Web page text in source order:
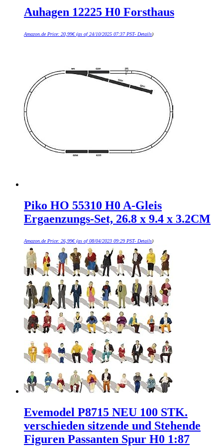
Auhagen 12225 H0 Forsthaus
Amazon.de Price: 20,99€(as of 24/10/2025 07:37 PST- Details)
Piko HO 55310 H0 A-Gleis
Ergaenzungs-Set, 26.8 x 9.4 x 3.2CM
Amazon.de Price: 26,99€(as of 08/04/2023 09:29 PST- Details)
Evemodel P8715 NEU 100 STK.
verschieden sitzende und Stehende
Figuren Passanten Spur H0 1:87